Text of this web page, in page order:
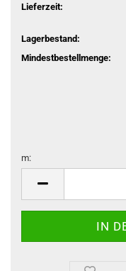
Lieferzeit:
Lagerbestand:
Mindestbestellmenge:
m: